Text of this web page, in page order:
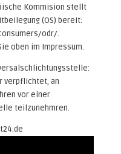
Kommision stellt
(OS) bereit:
odr/.
oben im Impressum.
verpflichtet, an
vor einer
teilzunehmren.